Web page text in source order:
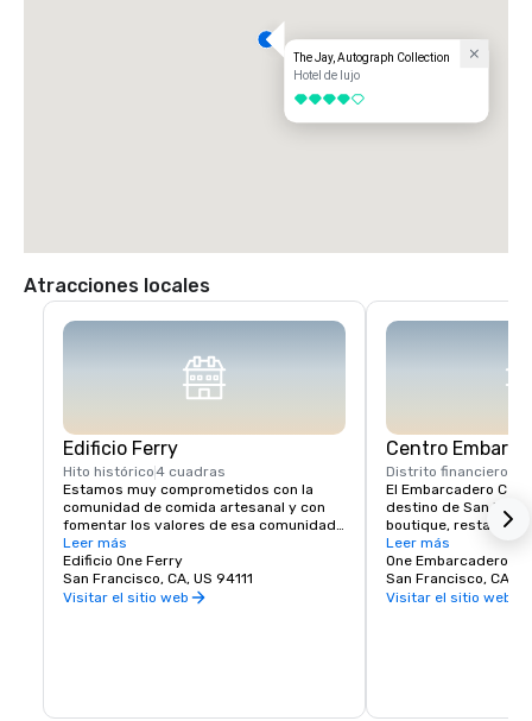
The Jay, Autograph Collection
Hotel de lujo
4 de 5
Atracciones locales
Edificio Ferry
Hito histórico4 cuadras
Estamos muy comprometidos con la
comunidad de comida artesanal y con
fomentar los valores de esa comunidad
aquí en el Ferry Building. Imaginamos el
Ferry Building Marketplace como una
reunión vibrante de agricultores locales,
productores artesanales y empresas de
Leer más
Edificio One Ferry
San Francisco, CA, US 94111
Visitar el sitio web
Centro
Distrito financiero
El Embarcadero
destino de San
boutique,
eventos locales
aquí, asegúrese de
numerosas
de cine
Leer más
One Embarcadero
San Francisco, CA,
Visitar el sitio web